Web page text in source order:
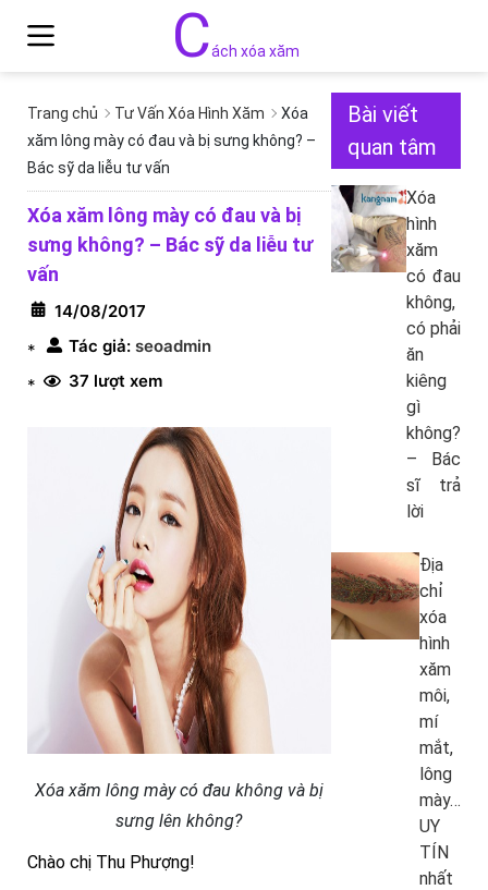
Cách xóa xăm
Trang chủ Tư Vấn Xóa Hình Xăm
Xóa
xăm lông mày có đau và bị sưng không? –
Bác sỹ da liễu tư vấn
Xóa xăm lông mày có đau và bị
sưng không? – Bác sỹ da liễu tư
vấn
14/08/2017
*
Tác giả: seoadmin
*
37 lượt xem
Xóa xăm lông mày có đau không và bị
sưng lên không?
Chào chị Thu Phượng!
Bài viết
quan tâm
Xóa
hình
xăm
có đau
không,
có phải
ăn
kiêng
gì
không?
– Bác
sĩ trả
lời
Địa
chỉ
xóa
hình
xăm
môi,
mí
mắt,
lông
mày…
UY
TÍN
nhất